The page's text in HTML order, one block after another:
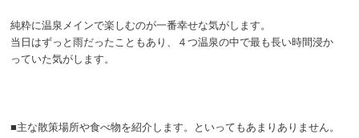
純粋に温泉メインで楽しむのが一番幸せな気がします。
当日はずっと雨だったこともあり、４つ温泉の中で最も長い時間浸か
っていた気がします。
■主な散策場所や食べ物を紹介します。といってもあまりありません。